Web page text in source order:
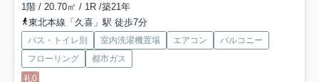
1階 / 20.70㎡ / 1R /築21年
東北本線「久喜」駅 徒歩7分
バス・トイレ別 室内洗濯機置場 エアコン
バルコニー
フローリング
都市ガス
礼0